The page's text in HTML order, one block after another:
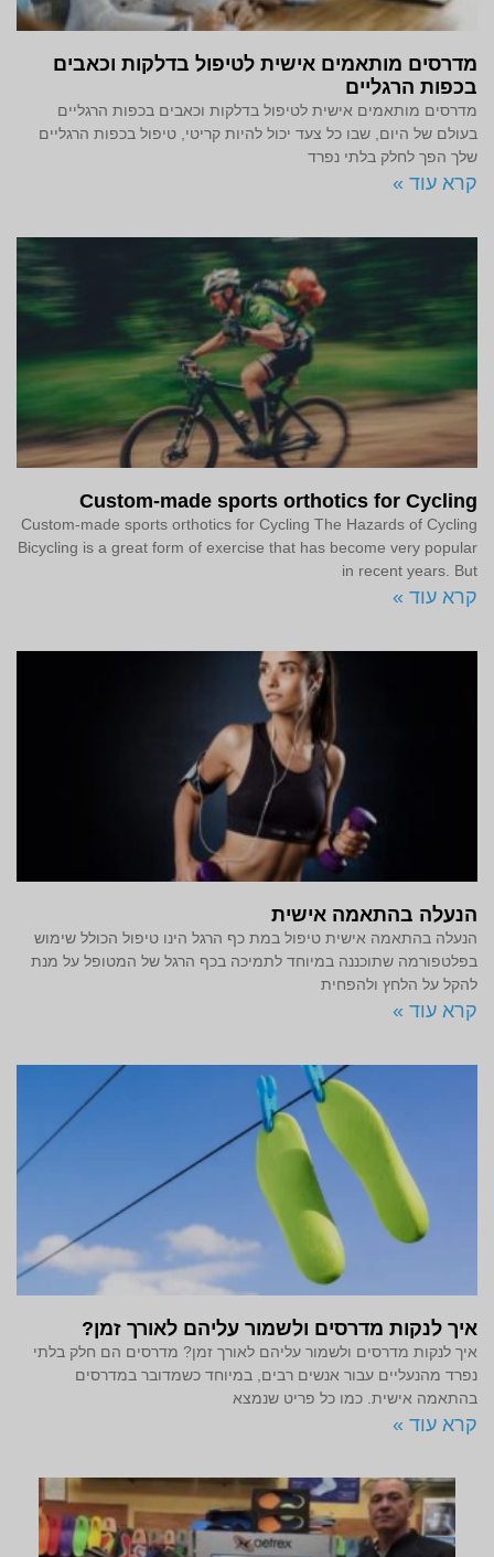
מדרסים מותאמים אישית לטיפול בדלקות וכאבים
בכפות הרגליים
מדרסים מותאמים אישית לטיפול בדלקות וכאבים בכפות הרגליים
בעולם של היום, שבו כל צעד יכול להיות קריטי, טיפול בכפות הרגליים
שלך הפך לחלק בלתי נפרד
קרא עוד »
Custom-made sports orthotics for Cycling
Custom-made sports orthotics for Cycling The Hazards of Cycling
Bicycling is a great form of exercise that has become very popular
in recent years. But
קרא עוד »
הנעלה בהתאמה אישית
הנעלה בהתאמה אישית טיפול במת כף הרגל הינו טיפול הכולל שימוש
בפלטפורמה שתוכננה במיוחד לתמיכה בכף הרגל של המטופל על מנת
להקל על הלחץ ולהפחית
קרא עוד »
איך לנקות מדרסים ולשמור עליהם לאורך זמן?
איך לנקות מדרסים ולשמור עליהם לאורך זמן? מדרסים הם חלק בלתי
נפרד מהנעליים עבור אנשים רבים, במיוחד כשמדובר במדרסים
בהתאמה אישית. כמו כל פריט שנמצא
קרא עוד »